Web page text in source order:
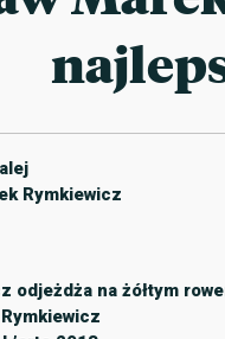
Rymkiewicz
odjeżdża na żółtym